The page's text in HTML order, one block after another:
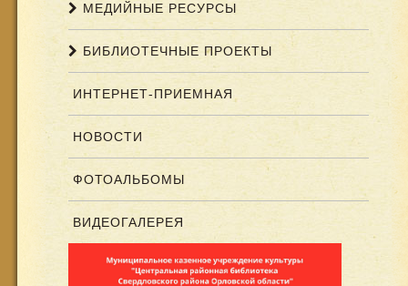
МЕДИЙНЫЕ РЕСУРСЫ
БИБЛИОТЕЧНЫЕ ПРОЕКТЫ
ИНТЕРНЕТ-ПРИЕМНАЯ
НОВОСТИ
ФОТОАЛЬБОМЫ
ВИДЕОГАЛЕРЕЯ